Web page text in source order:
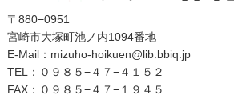
〒880−0951
宮崎市大塚町池ノ内1094番地
E‐Mail：mizuho-hoikuen@lib.bbiq.jp
TEL：０９８５−４７−４１５２
FAX：０９８５−４７−１９４５